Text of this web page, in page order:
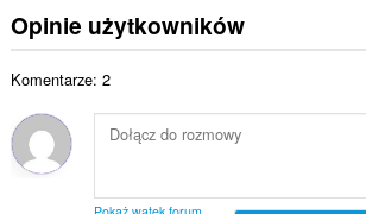
c
e
z
b
c
e
:
t
a
c
z
k
i
t
i
Opinie użytkowników
Komentarze: 2